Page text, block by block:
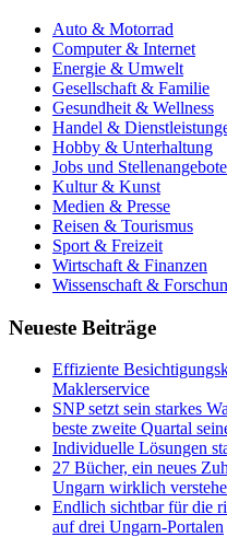
Auto & Motorrad
Computer & Internet
Energie & Umwelt
Gesellschaft & Familie
Gesundheit & Wellness
Handel &
Hobby & Unterhaltung
Jobs und Stellenangebote
Kultur & Kunst
Medien & Presse
Reisen & Tourismus
Sport & Freizeit
Wirtschaft & Finanzen
Wissenschaft &
Neueste Beiträge
Effiziente
Maklerservice
SNP setzt sein starkes
beste zweite Quartal
Individuelle Lösungen
27 Bücher, ein neues
Ungarn wirklich
Endlich sichtbar für die
auf drei Ungarn-Portalen